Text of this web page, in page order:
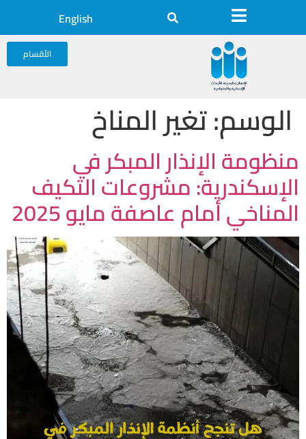
English
الأقسام
الوسم:تغير المناخ
منظومة الإنذار المبكر في
الإسكندرية: مشروعات التكيف
المناخي أمام عاصفة مايو 2025